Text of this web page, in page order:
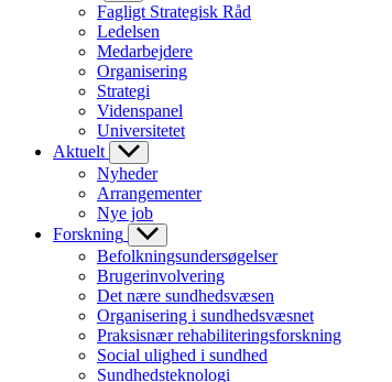
Fagligt Strategisk Råd
Ledelsen
Medarbejdere
Organisering
Strategi
Videnspanel
Universitetet
Aktuelt
Nyheder
Arrangementer
Nye job
Forskning
Befolkningsundersøgelser
Brugerinvolvering
Det nære sundhedsvæsen
Organisering i sundhedsvæsnet
Praksisnær rehabiliteringsforskning
Social ulighed i sundhed
Sundhedsteknologi